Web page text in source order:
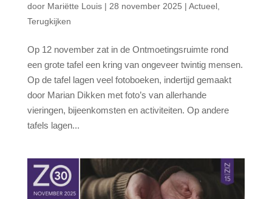
door Mariëtte Louis| 28 november 2025 | Actueel,
Terugkijken
Op 12 november zat in de Ontmoetingsruimte rond
een grote tafel een kring van ongeveer twintig mensen.
Op de tafel lagen veel fotoboeken, indertijd gemaakt
door Marian Dikken met foto’s van allerhande
vieringen, bijeenkomsten en activiteiten. Op andere
tafels lagen...